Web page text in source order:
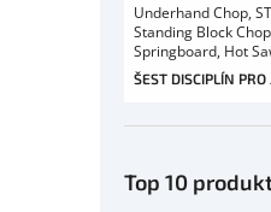
Underhand Chop,
Standing Block
Springboard, Hot
ŠEST DISCIPLÍN
Top 10